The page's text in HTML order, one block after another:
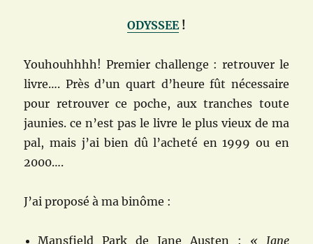
ODYSSEE!
Youhouhhhh! Premier challenge : retrouver le
livre…. Près d’un quart d’heure fût nécessaire
pour retrouver ce poche, aux tranches toute
jaunies. ce n’est pas le livre le plus vieux de ma
pal, mais j’ai bien dû l’acheté en 1999 ou en
2000….
J’ai proposé à ma binôme :
Mansfield Park de Jane Austen : « Jane